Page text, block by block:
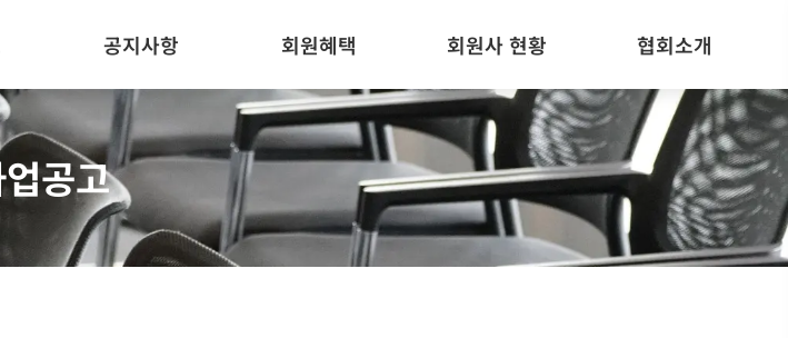
공지사항 회원혜택 회원사 현황 협회소개
공고